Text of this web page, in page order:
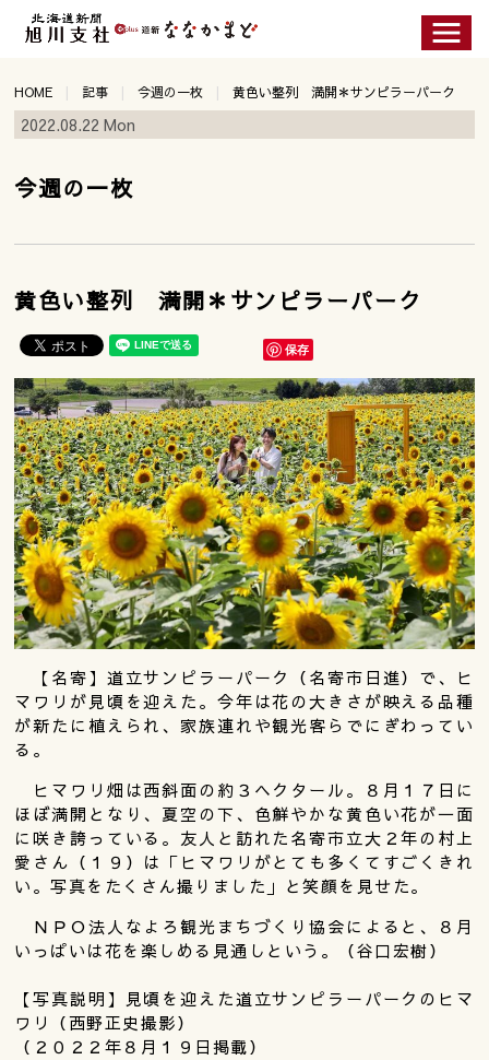
HOME 記事 今週の一枚 黄色い整列 満開＊サンピラーパーク
2022.08.22 Mon
今週の一枚
黄色い整列 満開＊サンピラーパーク
保存
【名寄】道立サンピラーパーク（名寄市日進）で、ヒ
マワリが見頃を迎えた。今年は花の大きさが映える品種
が新たに植えられ、家族連れや観光客らでにぎわってい
る。
ヒマワリ畑は西斜面の約３ヘクタール。８月１７日に
ほぼ満開となり、夏空の下、色鮮やかな黄色い花が一面
に咲き誇っている。友人と訪れた名寄市立大２年の村上
愛さん（１９）は「ヒマワリがとても多くてすごくきれ
い。写真をたくさん撮りました」と笑顔を見せた。
ＮＰＯ法人なよろ観光まちづくり協会によると、８月
いっぱいは花を楽しめる見通しという。（谷口宏樹）
【写真説明】見頃を迎えた道立サンピラーパークのヒマ
ワリ（西野正史撮影）
（２０２２年８月１９日掲載）